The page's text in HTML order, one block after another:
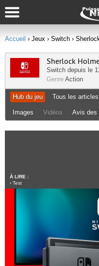
Accueil › Jeux › Switch ›
Sherlock
Switch depuis le
Genre Action
Hub du jeu Tous les articles
Images Vidéos Avis des
À LIRE :
› Test